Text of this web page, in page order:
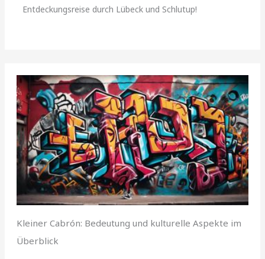
Entdeckungsreise durch Lübeck und Schlutup!
Kleiner Cabrón: Bedeutung und kulturelle Aspekte im
Überblick